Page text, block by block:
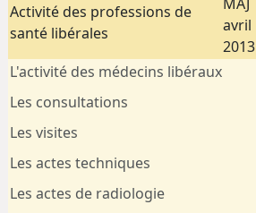
Activité des professions de
santé libérales
avril
2013
L'activité des médecins libéraux
Les consultations
Les visites
Les actes techniques
Les actes de radiologie